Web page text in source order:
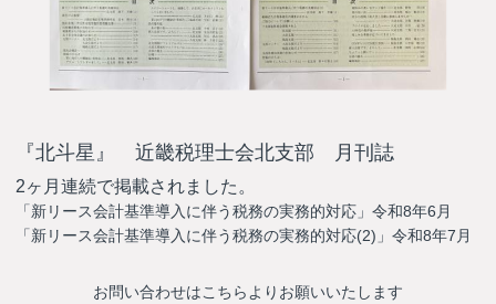
『北斗星』 近畿税理士会北支部 月刊誌
2ヶ月連続で掲載されました。
「新リース会計基準導入に伴う税務の実務的対応」令和8年6月
「新リース会計基準導入に伴う税務の実務的対応(2)」令和8年7月
お問い合わせはこちらよりお願いいたします